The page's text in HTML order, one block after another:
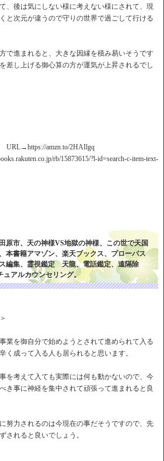
、後は気にしない様に考えない様にされて、現
と次元が違うので守りの世界で過ごして行ける
で進まれると、大きな因縁を積み易いそうです
差し上げる御心算の方が運気が上昇されるでし
amzn.to/2HAIlgq
rb/15873615/?l-id=search-c-item-text-
原市、天の神様VS地獄の神様、この世で天国
本書籍アマゾン、楽天ブックス、プローパス
編集、霊視鑑定 天龍、電話鑑定、遠隔除
アルカウンセリング。
業を御自分で始めようとされて進められて入る
く成って入る人も居られると思います。
を考えて入ても実際には何も動かないので、今
き事に神経を集中されて頑張って進まれると良
努力されるのは今現在の事だそうですので、先
されると良いでしょう。